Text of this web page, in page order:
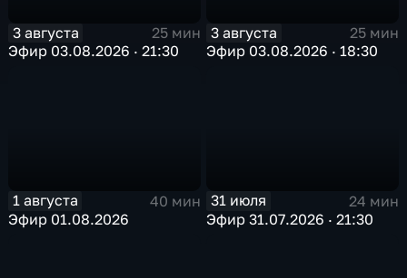
3 августа
25 мин
Эфир 03.08.2026 · 21:30
3 августа
25 мин
Эфир 03.08.2026 · 18:30
1 августа
40 мин
Эфир 01.08.2026
31 июля
24 мин
Эфир 31.07.2026 · 21:30